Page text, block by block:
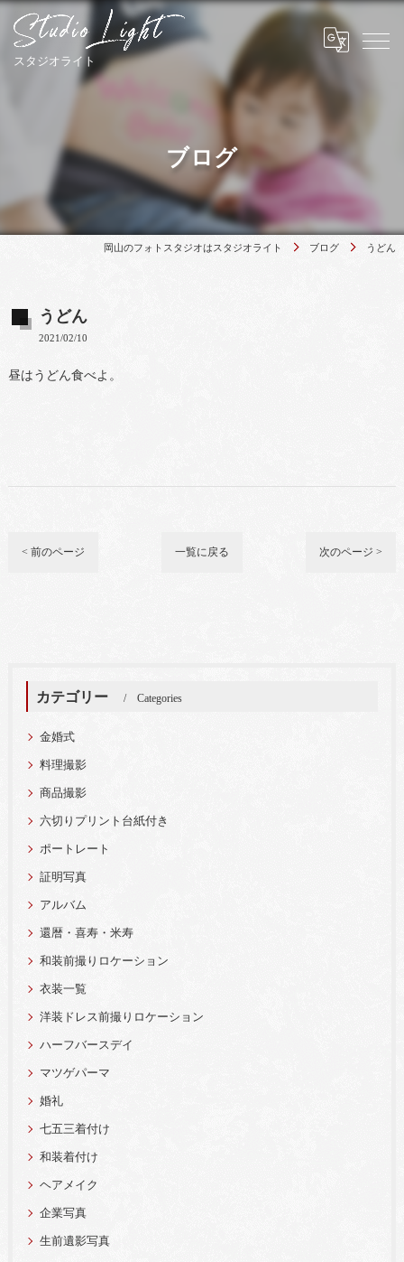
ブログ
岡山のフォトスタジオはスタジオライト ブログ うどん
うどん
2021/02/10
昼はうどん食べよ。
< 前のページ 一覧に戻る 次のページ >
カテゴリー Categories
金婚式
料理撮影
商品撮影
六切りプリント台紙付き
ポートレート
証明写真
アルバム
還暦・喜寿・米寿
和装前撮りロケーション
衣装一覧
洋装ドレス前撮りロケーション
ハーフバースデイ
マツゲパーマ
婚礼
七五三着付け
和装着付け
ヘアメイク
企業写真
生前遺影写真